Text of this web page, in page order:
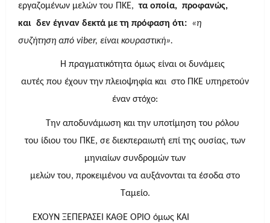
εργαζομένων μελών του ΠΚΕ,τα οποία, προφανώς,
και δεν έγιναν δεκτά με τη πρόφαση ότι:
«η
συζήτηση από viber, είναι κουραστική».
Η πραγματικότητα όμως είναι οι δυνάμεις
αυτές που έχουν την πλειοψηφία και στο ΠΚΕ υπηρετούν
έναν στόχο:
Την αποδυνάμωση και την υποτίμηση του ρόλου
του ίδιου του ΠΚΕ, σε διεκπεραιωτή επί της ουσίας, των
μηνιαίων συνδρομών των
μελών του, προκειμένου να αυξάνονται τα έσοδα στο
Ταμείο.
ΕΧΟΥΝ ΞΕΠΕΡΑΣΕΙ ΚΑΘΕ ΟΡΙΟ όμως ΚΑΙ